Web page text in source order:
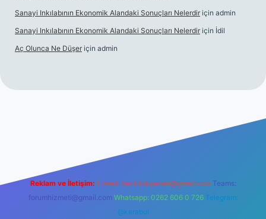
Sanayi Inkılabının Ekonomik Alandaki Sonuçları Nelerdir için admin
Sanayi Inkılabının Ekonomik Alandaki Sonuçları Nelerdir için İdil
Aç Olunca Ne Düşer için admin
Reklam ve İletişim: E-mail: backlinkpaneli@gmail.com Teams:
forumhizmeti@gmail.com Whatsapp: 0262 606 0 726 Telegram:
@karabul